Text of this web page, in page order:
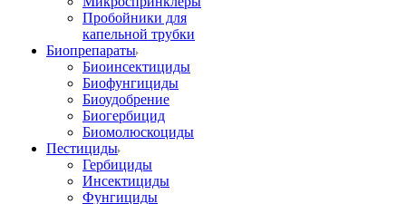
Пробойники для
капельной трубки
Биопрепараты
Биоинсектициды
Биофунгициды
Биоудобрение
Биогербицид
Биомолюскоциды
Пестициды
Гербициды
Инсектициды
Фунгициды